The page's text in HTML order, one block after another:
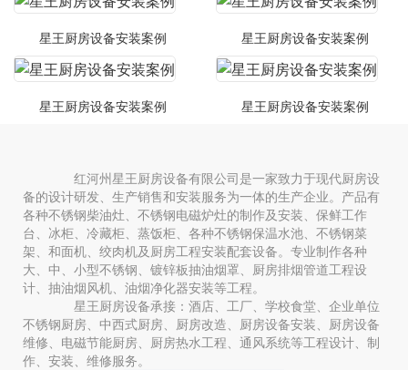
星王厨房设备安装案例 星王厨房设备安装案例
星王厨房设备安装案例 星王厨房设备安装案例
红河州星王厨房设备有限公司是一家致力于现代厨房设
备的设计研发、生产销售和安装服务为一体的生产企业。产品有
各种不锈钢柴油灶、不锈钢电磁炉灶的制作及安装、保鲜工作
台、冰柜、冷藏柜、蒸饭柜、各种不锈钢保温水池、不锈钢菜
架、和面机、绞肉机及厨房工程安装配套设备。专业制作各种
大、中、小型不锈钢、镀锌板抽油烟罩、厨房排烟管道工程设
计、抽油烟风机、油烟净化器安装等工程。
星王厨房设备承接：酒店、工厂、学校食堂、企业单位
不锈钢厨房、中西式厨房、厨房改造、厨房设备安装、厨房设备
维修、电磁节能厨房、厨房热水工程、通风系统等工程设计、制
作、安装、维修服务。